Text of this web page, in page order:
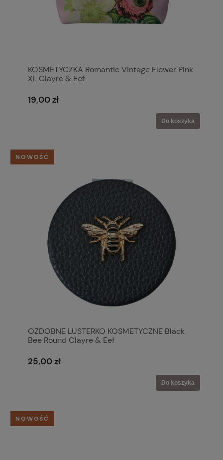
KOSMETYCZKA Romantic Vintage Flower Pink
XL Clayre & Eef
19,00 zł
Do koszyka
OZDOBNE LUSTERKO KOSMETYCZNE Black
Bee Round Clayre & Eef
25,00 zł
Do koszyka
NOWOŚĆ
NOWOŚĆ